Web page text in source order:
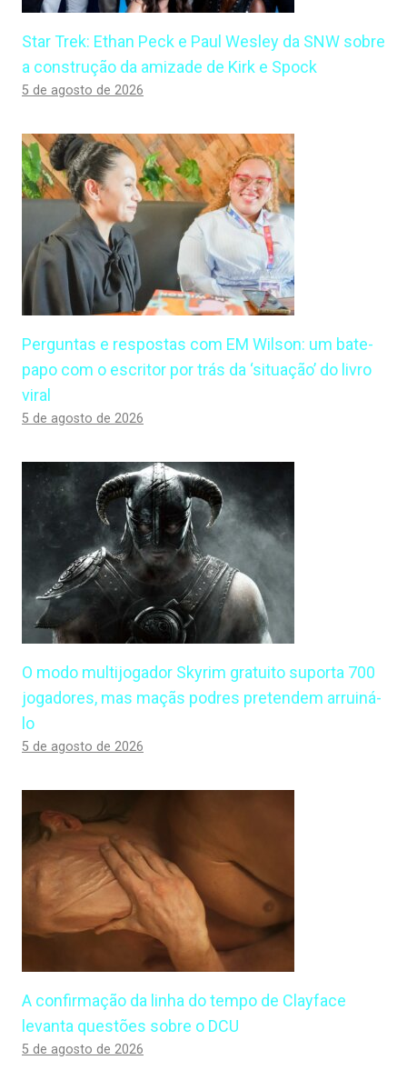
Star Trek: Ethan Peck e Paul Wesley da SNW sobre
a construção da amizade de Kirk e Spock
5 de agosto de 2026
Perguntas e respostas com EM Wilson: um bate-
papo com o escritor por trás da ‘situação’ do livro
viral
5 de agosto de 2026
O modo multijogador Skyrim gratuito suporta 700
jogadores, mas maçãs podres pretendem arruiná-
lo
5 de agosto de 2026
A confirmação da linha do tempo de Clayface
levanta questões sobre o DCU
5 de agosto de 2026